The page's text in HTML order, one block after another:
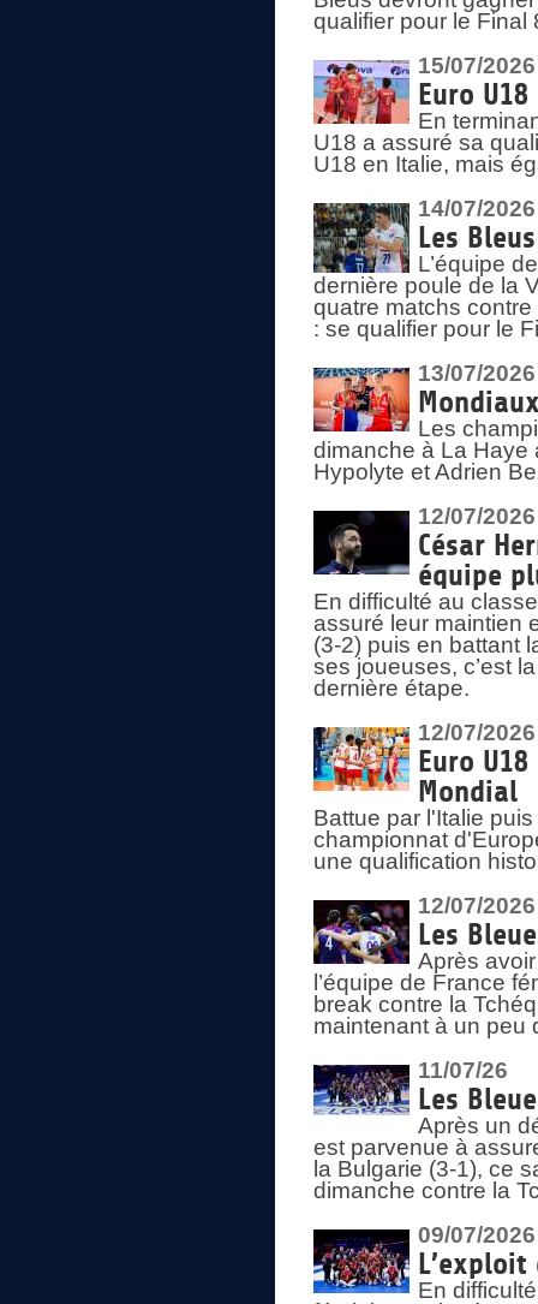
qualifier pour le Final
15/07/2026
Euro
En
U18 a assuré sa
U18 en Italie, mais
14/07/2026
Les
L’équipe
dernière poule de la
quatre matchs
: se qualifier pour le
13/07/2026
Les
dimanche à La Haye
Hypolyte et Adrien
12/07/2026
César
équipe
En difficulté au
assuré leur maintien
(3-2) puis en battant
ses joueuses, c’est
dernière étape.
12/07/2026
Euro
Mondial
Battue par l'Italie
championnat
une qualification
12/07/2026
Les
Après
l’équipe de France
break contre la
maintenant à un peu
11/07/26
Les
Après un
est parvenue à
la Bulgarie (3-1), ce
dimanche contre la
09/07/2026
En